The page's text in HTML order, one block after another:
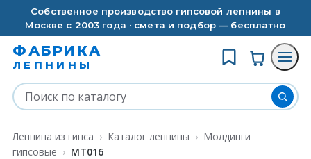
Собственное производство гипсовой лепнины в
Москве с 2003 года · смета и подбор — бесплатно
ФАБРИКА
ЛЕПНИНЫ
Лепнина из гипса › Каталог лепнины › Молдинги
гипсовые › MT016